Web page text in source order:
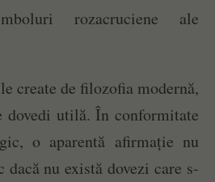
rozacruciene ale
create de filozofia modernă,
dovedi utilă. În conformitate
o aparentă afirmație nu
nu există dovezi care s-